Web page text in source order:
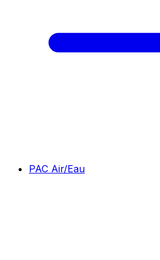
PAC Air/Eau